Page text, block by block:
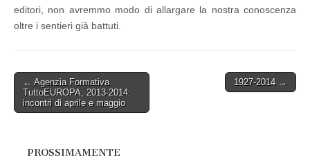
editori, non avremmo modo di allargare la nostra conoscenza
oltre i sentieri già battuti.
Post
navigation
← Agenzia Formativa
TuttoEUROPA, 2013-2014:
incontri di aprile e maggio
1927-2014 →
PROSSIMAMENTE